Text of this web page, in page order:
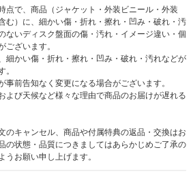
点で、商品（ジャケット・外装ビニール・外装
む）に、細かい傷・折れ・擦れ・凹み・破れ・汚
ないディスク盤面の傷・汚れ・イメージ違い・個
ございます。
細かい傷・折れ・擦れ・凹み・破れ・汚れなどが
。
前告知なく変更になる場合がございます。
よび天候など様々な理由で商品のお届けが遅れる
のキャンセル、商品や付属特典の返品・交換はお
の状態・品質につきましてはあらかじめご了承の
うお願い申し上げます。